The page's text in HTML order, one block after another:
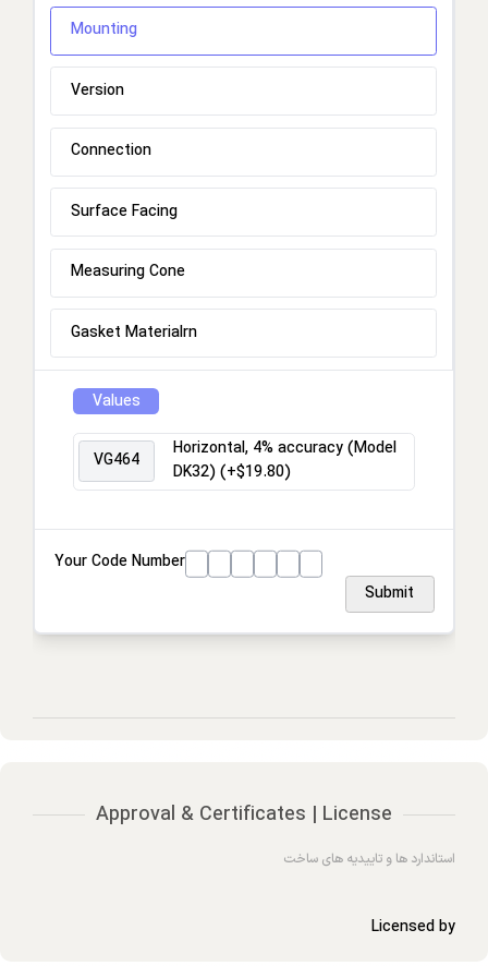
Mounting
Version
Connection
Surface Facing
Measuring Cone
Gasket Materialrn
Values
VG464
Horizontal, 4% accuracy (Model
DK32) (+$19.80)
Your Code Number
Submit
Approval & Certificates | License
استاندارد ها و تاییدیه های ساخت
Licensed by